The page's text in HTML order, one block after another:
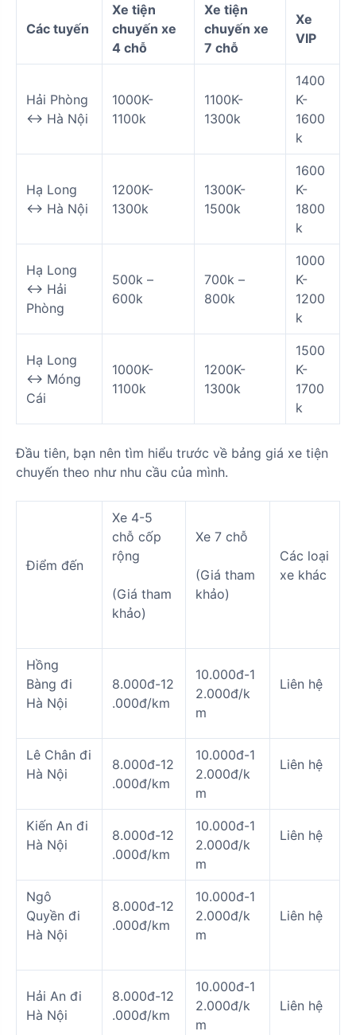
Các tuyến
Xe tiện
chuyến xe
4 chỗ
Xe tiện
chuyến xe
7 chỗ
Xe
VIP
Hải Phòng
<-> Hà Nội
1000K-
1100k
1100K-
1300k
1400
K-
1600
k
Hạ Long
<-> Hà Nội
1200K-
1300k
1300K-
1500k
1600
K-
1800
k
Hạ Long
<-> Hải
Phòng
500k –
600k
700k –
800k
1000
K-
1200
k
Hạ Long
<-> Móng
Cái
1000K-
1100k
1200K-
1300k
1500
K-
1700
k
Đầu tiên, bạn nên tìm hiểu trước về bảng giá xe tiện
chuyến theo như nhu cầu của mình.
Điểm đến
Xe 4-5
chỗ cốp
rộng
(Giá tham
khảo)
Xe 7 chỗ
(Giá tham
khảo)
Các loại
xe khác
Hồng
Bàng đi
Hà Nội
8.000đ-12
.000đ/km
10.000đ-1
2.000đ/k
m
Liên hệ
Lê Chân đi
Hà Nội
8.000đ-12
.000đ/km
10.000đ-1
2.000đ/k
m
Liên hệ
Kiến An đi
Hà Nội
8.000đ-12
.000đ/km
10.000đ-1
2.000đ/k
m
Liên hệ
Ngô
Quyền đi
Hà Nội
8.000đ-12
.000đ/km
10.000đ-1
2.000đ/k
m
Liên hệ
Hải An đi
Hà Nội
8.000đ-12
.000đ/km
10.000đ-1
2.000đ/k
m
Liên hệ